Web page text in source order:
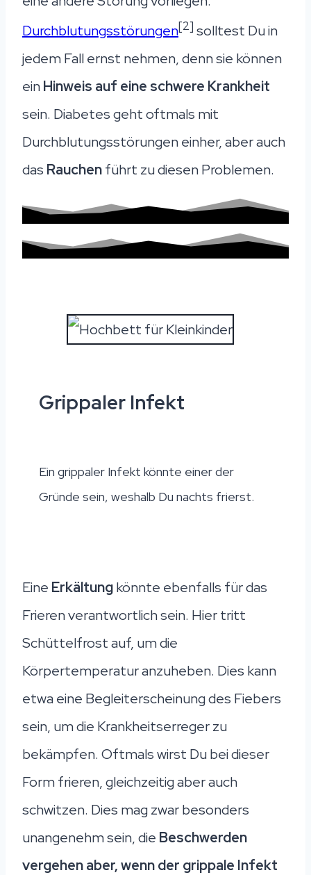
Durchblutungsstörungen[2] solltest Du in
jedem Fall ernst nehmen, denn sie können
einHinweis auf eine schwere Krankheit
sein. Diabetes geht oftmals mit
Durchblutungsstörungen einher, aber auch
das Rauchenführt zu diesen Problemen.
Grippaler Infekt
Ein grippaler Infekt könnte einer der
Gründe sein, weshalb Du nachts frierst.
Eine Erkältungkönnte ebenfalls für das
Frieren verantwortlich sein. Hier tritt
Schüttelfrost auf, um die
Körpertemperatur anzuheben. Dies kann
etwa eine Begleiterscheinung des Fiebers
sein, um die Krankheitserreger zu
bekämpfen. Oftmals wirst Du bei dieser
Form frieren, gleichzeitig aber auch
schwitzen. Dies mag zwar besonders
unangenehm sein, die Beschwerden
vergehen aber, wenn der grippale Infekt